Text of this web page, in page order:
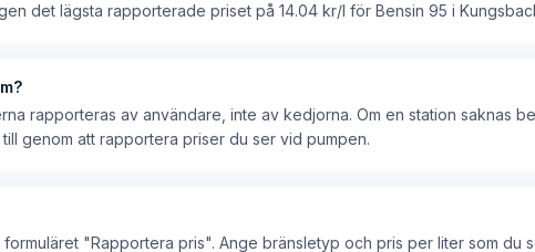
det lägsta rapporterade priset på 14.04 kr/l för Bensin 95 i
rapporteras av användare, inte av kedjorna. Om en station saknas
genom att rapportera priser du ser vid pumpen.
"Rapportera pris". Ange bränsletyp och pris per liter som du